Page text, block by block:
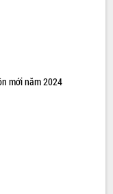
mới năm 2024